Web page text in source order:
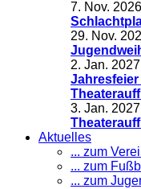
7. Nov. 2026
29. Nov.
2. Jan. 2027
Jahresfeier
3. Jan. 2027
Aktuelles
... zum
... zum
... zum